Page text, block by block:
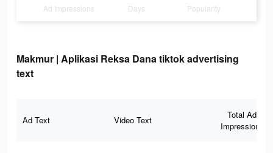
Ad Impressions Days Popularity
Makmur | Aplikasi Reksa Dana tiktok advertising
text
Ad Text Video Text
Total Ad
Impressions